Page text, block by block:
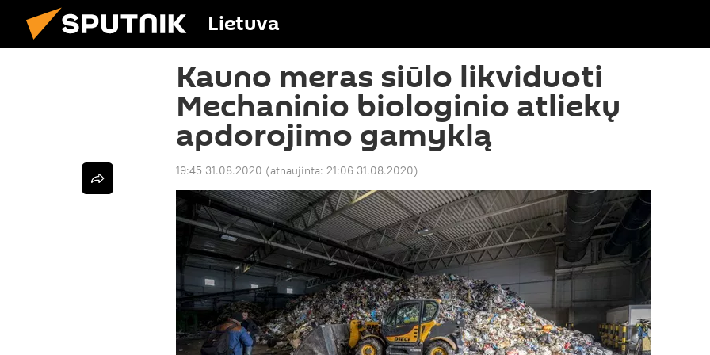
Lietuva
Kauno meras siūlo likviduoti
Mechaninio biologinio atliekų
apdorojimo gamyklą
19:45 31.08.2020 (atnaujinta: 21:06 31.08.2020)